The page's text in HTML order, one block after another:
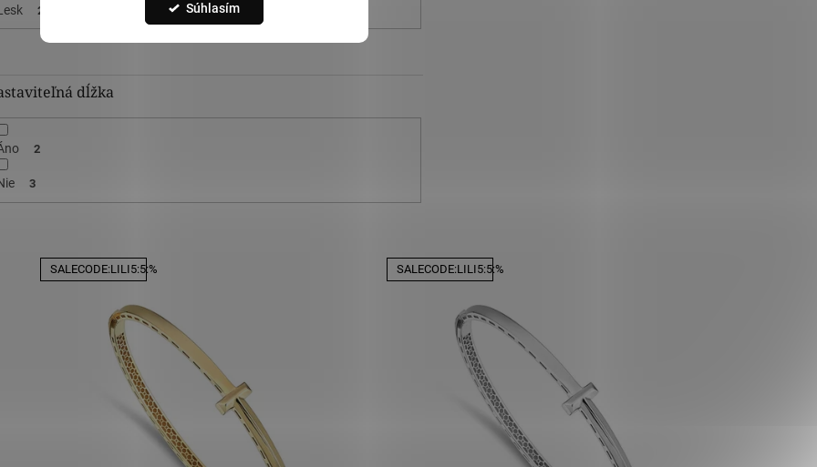
Súhlasím
24
dĺžka
2
3
SALECODE:LILI5:5:% SALECODE:LILI5:5:%